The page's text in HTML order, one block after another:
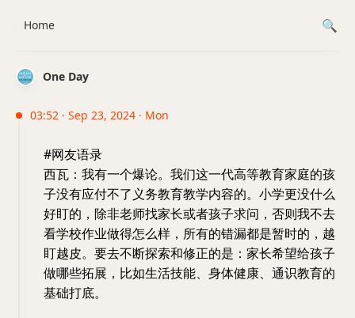
One Day
03:52 · Sep 23, 2024 · Mon
#网友语录
西瓦：我有一个爆论。我们这一代高等教育家庭的孩
子没有应付不了义务教育教学内容的。小学更没什么
好盯的，除非老师找家长或者孩子求问，否则我不去
看学校作业做得怎么样，所有的错漏都是暂时的，越
盯越皮。要去不断探索和修正的是：家长希望给孩子
做哪些拓展，比如生活技能、身体健康、通识教育的
基础打底。
Home